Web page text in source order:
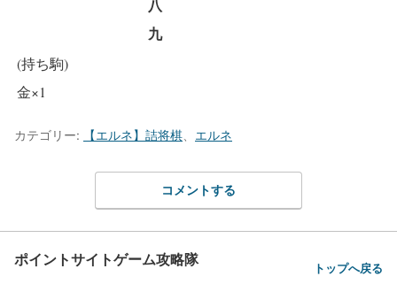
八
九
(持ち駒)
金×1
カテゴリー: 【エルネ】詰将棋 エルネ
コメントする
ポイントサイトゲーム攻略隊 トップへ戻る